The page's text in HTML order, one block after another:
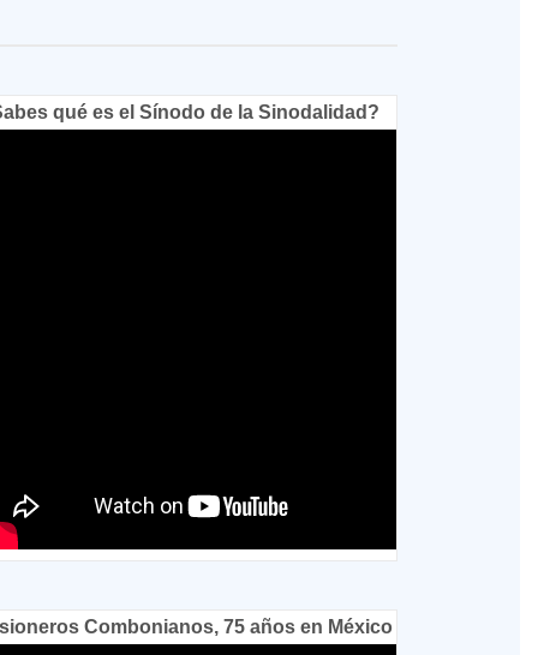
qué es el Sínodo de la Sinodalidad?
Combonianos, 75 años en México